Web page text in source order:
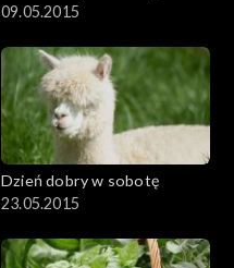
09.05.2015
Dzień dobry w sobotę
23.05.2015